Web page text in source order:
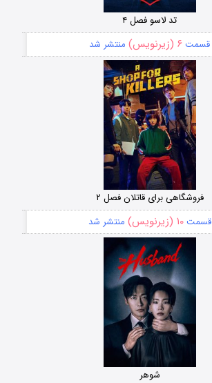
تد لاسو فصل ۴
قسمت ۶ (زیرنویس) منتشر شد
فروشگاهی برای قاتلان فصل ۲
قسمت۱۰ (زیرنویس) منتشر شد
شوهر